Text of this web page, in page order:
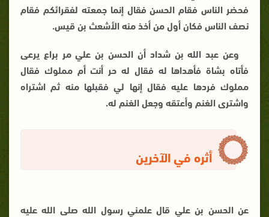
فحضر الناس فقام الحسن فقال إنما جمعته لفقرائكم فقام
نصف الناس فكان أول من أخذ منه الأشعث بن قيس.
وعن عبد الله بن شداد أن الحسن بن علي مر براع يرعى
فأتاه بشاة فأهداها له فقال له حر أنت أم مملوك فقال
مملوك فردها عليه فقال إنها لي فقبلها منه ثم اشتراه
واشترى الغنم وأعتقه وجعل الغنم له.
أثره في الآخرين
عن الحسن بن علي قال علمني رسول الله صلى الله عليه